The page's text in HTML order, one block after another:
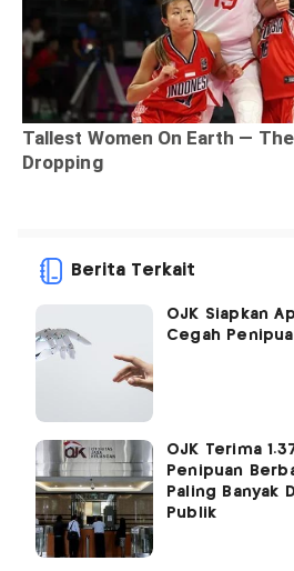
Berita Terkait
OJK Siapkan
Cegah
OJK Terima
Penipuan
Paling Banyak
Publik